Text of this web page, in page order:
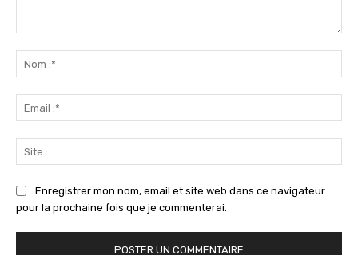
Enregistrer mon nom, email et site web dans ce navigateur
pour la prochaine fois que je commenterai.